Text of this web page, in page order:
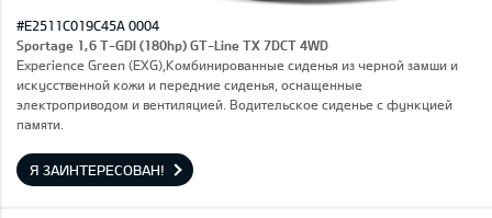
#E2511C019C45A 0004
Sportage 1,6 T-GDI (180hp) GT-Line TX 7DCT 4WD
Experience Green (EXG),Комбинированные сиденья из черной замши и
искусственной кожи и передние сиденья, оснащенные
электроприводом и вентиляцией. Водительское сиденье с функцией
памяти.
Я ЗАИНТЕРЕСОВАН!